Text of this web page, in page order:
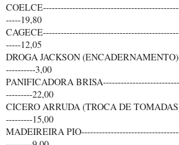
-----19,80
-----12,05
DROGA JACKSON
----------3,00
PANIFICADORA
---------22,00
CICERO ARRUDA (TROCA DE
---------15,00
MADEIREIRA